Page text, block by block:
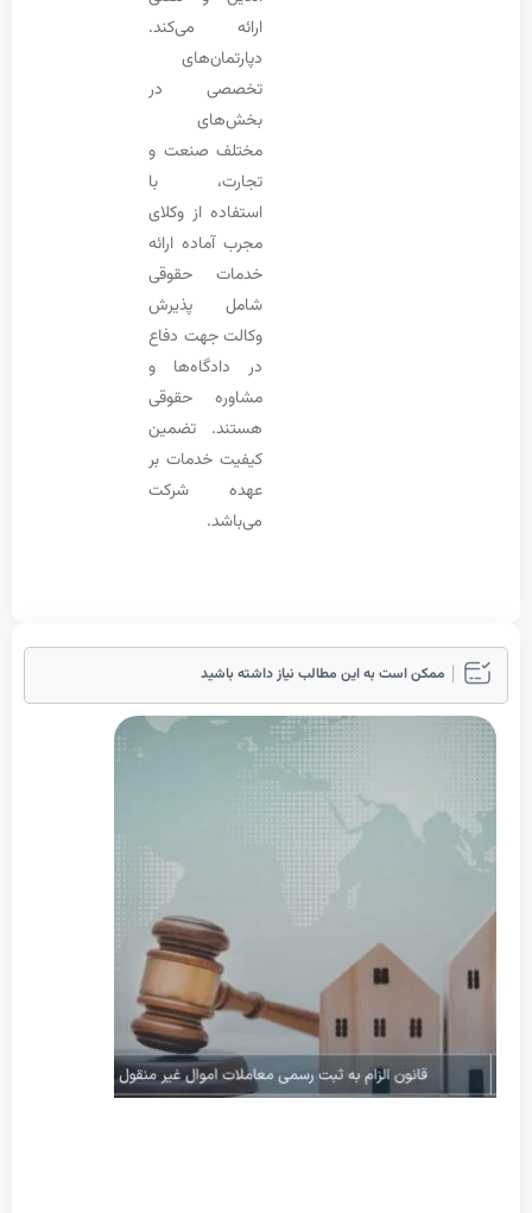
ارائه می‌کند.
تخصصی در
مختلف صنعت و
تجارت، با
استفاده از وکلای
مجرب آماده ارائه
خدمات حقوقی
شامل پذیرش
وکالت جهت دفاع
در دادگاه‌ها و
مشاوره حقوقی
هستند. تضمین
کیفیت خدمات بر
عهده شرکت
است به این مطالب نیاز داشته باشید